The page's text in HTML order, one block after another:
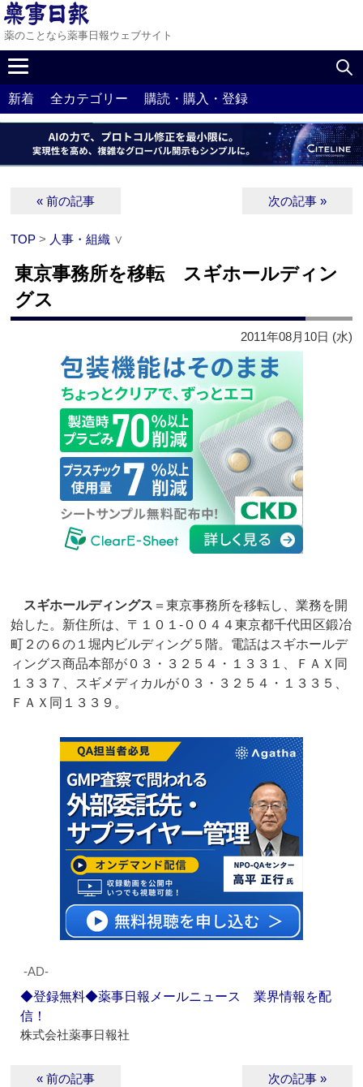
薬のことなら薬事日報ウェブサイト
新着 全カテゴリー 購読・購入・登録
« 前の記事 次の記事 »
TOP > 人事・組織 ∨
東京事務所を移転 スギホールディン
グス
2011年08月10日 (水)
スギホールディングス ＝東京事務所を移転し、業務を開
始した。新住所は、〒１０１‐００４４東京都千代田区鍛冶
町２の６の１堀内ビルディング５階。電話はスギホールデ
ィングス商品本部が０３・３２５４・１３３１、ＦＡＸ同
１３３７、スギメディカルが０３・３２５４・１３３５、
ＦＡＸ同１３３９。
‐AD‐
◆登録無料◆薬事日報メールニュース 業界情報を配
信！
株式会社薬事日報社
« 前の記事 次の記事 »